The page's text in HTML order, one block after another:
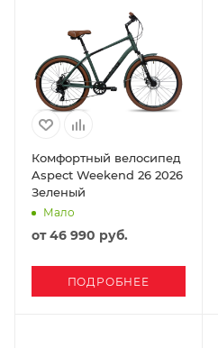
Комфортный велосипед
Aspect Weekend 26 2026
Зеленый
Мало
от46 990 руб.
ПОДРОБНЕЕ